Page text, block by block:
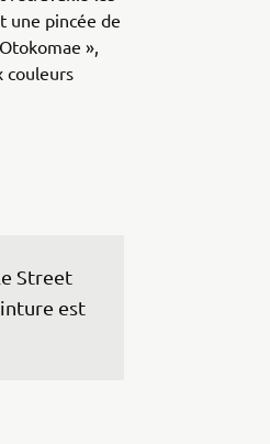
une pincée de
»,
couleurs
Street
est